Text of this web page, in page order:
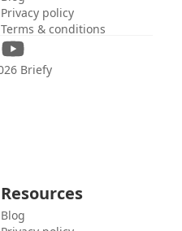
Privacy policy
Terms & conditions
Briefy
Resources
Blog